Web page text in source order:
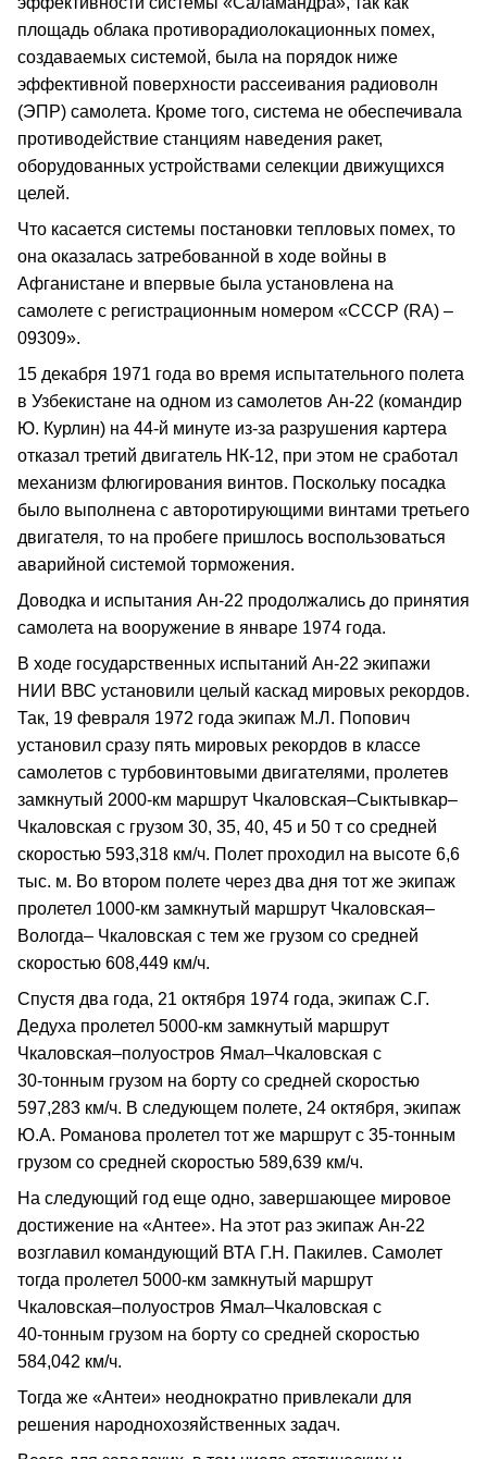
площадь облака противорадиолокационных помех,
создаваемых системой, была на порядок ниже
эффективной поверхности рассеивания радиоволн
(ЭПР) самолета. Кроме того, система не обеспечивала
противодействие станциям наведения ракет,
оборудованных устройствами селекции движущихся
целей.
Что касается системы постановки тепловых помех, то
она оказалась затребованной в ходе войны в
Афганистане и впервые была установлена на
самолете с регистрационным номером «СССР (RА) –
09309».
15 декабря 1971 года во время испытательного полета
в Узбекистане на одном из самолетов Ан‑22 (командир
Ю. Курлин) на 44-й минуте из‑за разрушения картера
отказал третий двигатель НК‑12, при этом не сработал
механизм флюгирования винтов. Поскольку посадка
было выполнена с авторотирующими винтами третьего
двигателя, то на пробеге пришлось воспользоваться
аварийной системой торможения.
Доводка и испытания Ан‑22 продолжались до принятия
самолета на вооружение в январе 1974 года.
В ходе государственных испытаний Ан‑22 экипажи
НИИ ВВС установили целый каскад мировых рекордов.
Так, 19 февраля 1972 года экипаж М.Л. Попович
установил сразу пять мировых рекордов в классе
самолетов с турбовинтовыми двигателями, пролетев
замкнутый 2000‑км маршрут Чкаловская–Сыктывкар–
Чкаловская с грузом 30, 35, 40, 45 и 50 т со средней
скоростью 593,318 км/ч. Полет проходил на высоте 6,6
тыс. м. Во втором полете через два дня тот же экипаж
пролетел 1000‑км замкнутый маршрут Чкаловская–
Вологда– Чкаловская с тем же грузом со средней
скоростью 608,449 км/ч.
Спустя два года, 21 октября 1974 года, экипаж С.Г.
Дедуха пролетел 5000‑км замкнутый маршрут
Чкаловская–полуостров Ямал–Чкаловская с
30‑тонным грузом на борту со средней скоростью
597,283 км/ч. В следующем полете, 24 октября, экипаж
Ю.А. Романова пролетел тот же маршрут с 35‑тонным
грузом со средней скоростью 589,639 км/ч.
На следующий год еще одно, завершающее мировое
достижение на «Антее». На этот раз экипаж Ан‑22
возглавил командующий ВТА Г.Н. Пакилев. Самолет
тогда пролетел 5000‑км замкнутый маршрут
Чкаловская–полуостров Ямал–Чкаловская с
40‑тонным грузом на борту со средней скоростью
584,042 км/ч.
Тогда же «Антеи» неоднократно привлекали для
решения народнохозяйственных задач.